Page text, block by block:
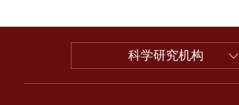
科学研究机构